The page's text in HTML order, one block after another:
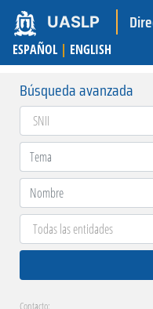
UASLP
ESPAÑOL | ENGLISH
Búsqueda avanzada
Contacto: